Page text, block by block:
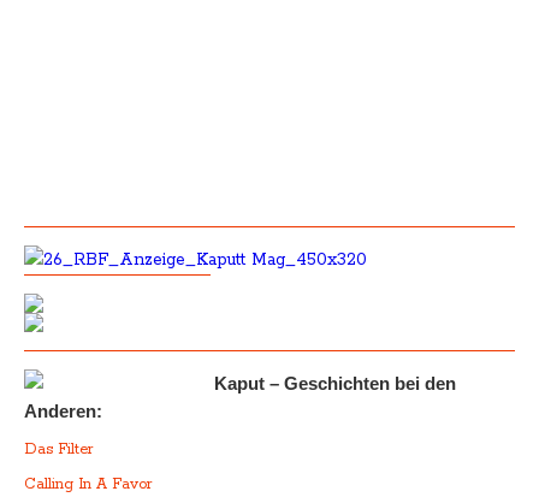
Kaput – Geschichten bei den
Anderen:
Das Filter
Calling In A Favor